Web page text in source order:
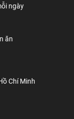
ngày
ăn
Chí Minh